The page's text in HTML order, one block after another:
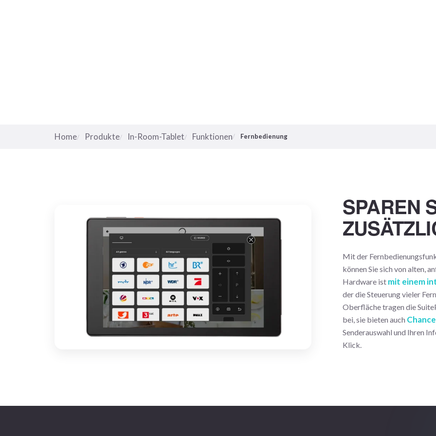
Home Produkte In-Room-Tablet Funktionen Fernbedienung
SPAREN
Mit der
können Sie sich von alten,
Hardware ist mit einem
der die Steuerung vieler
Oberfläche tragen die
bei, sie bieten auch
Senderauswahl und Ihren
Klick.